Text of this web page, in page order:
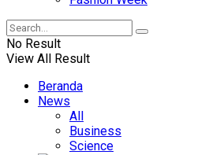
No Result
View All Result
Beranda
News
All
Business
Science